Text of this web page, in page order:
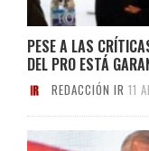
PESE A LAS
DEL PRO ESTÁ
REDACCIÓN IR 11